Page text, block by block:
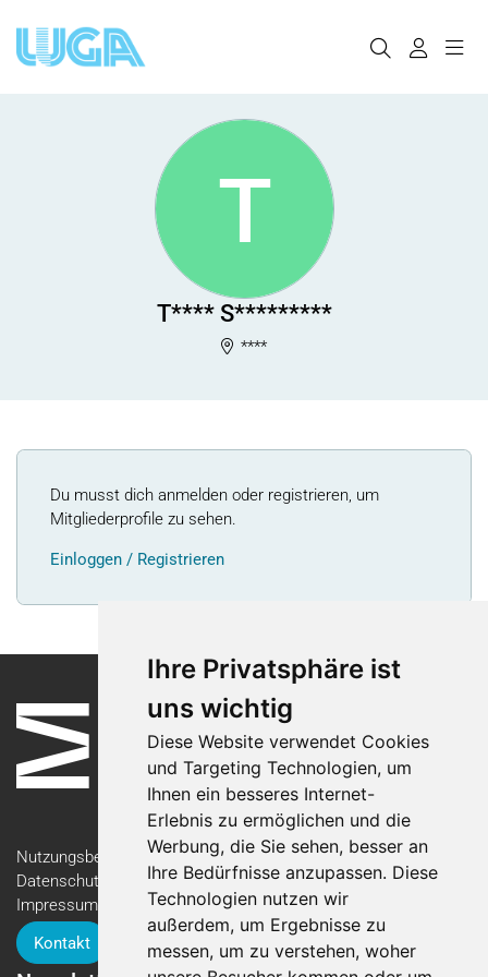
Ihre Privatsphäre ist
uns wichtig
Diese Website verwendet Cookies
und Targeting Technologien, um
Ihnen ein besseres Internet-
Erlebnis zu ermöglichen und die
Werbung, die Sie sehen, besser an
Ihre Bedürfnisse anzupassen. Diese
Technologien nutzen wir
außerdem, um Ergebnisse zu
messen, um zu verstehen, woher
T
T**** S*********
****
Du musst dich anmelden oder registrieren, um
Mitgliederprofile zu sehen.
Einloggen / Registrieren
Nutzungsbedingungen
Datenschutzerklärung
Impressum
Kontakt